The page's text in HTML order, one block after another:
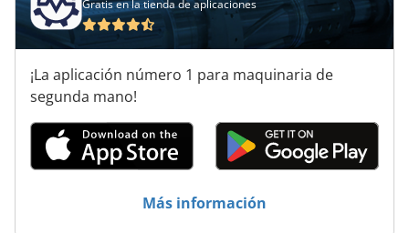
Gratis en la tienda de aplicaciones
¡La aplicación número 1 para maquinaria de
segunda mano!
Más información